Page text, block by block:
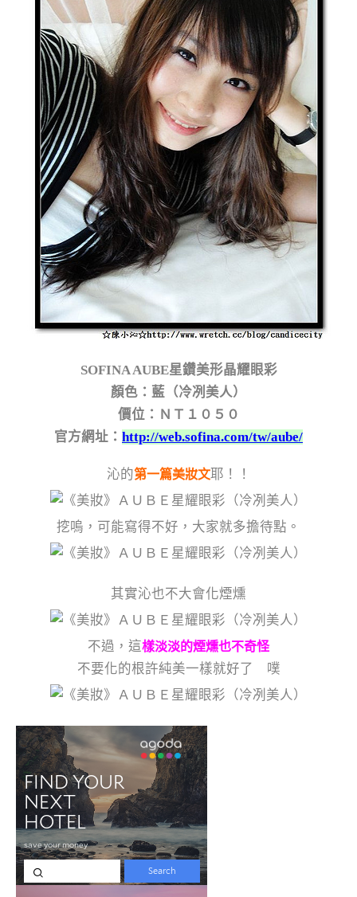
SOFINA AUBE星鑽美形晶耀眼彩
顏色：藍（冷冽美人）
價位：ＮＴ１０５０
官方網址： http://web.sofina.com/tw/aube/
沁的第一篇美妝文耶！！
挖嗚，可能寫得不好，大家就多擔待點。
其實沁也不大會化煙燻
不過，這樣淡淡的煙燻也不奇怪
不要化的根許純美一樣就好了 噗